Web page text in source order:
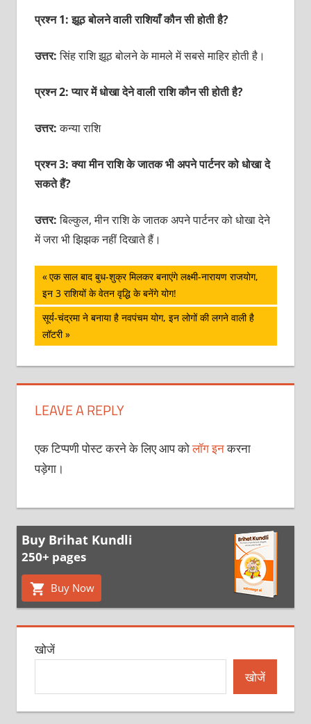
प्रश्न 1: झूठ बोलने वाली राशियाँ कौन सी होती है?
उत्तर:सिंह राशि झूठ बोलने के मामले में सबसे माहिर होती है।
प्रश्न 2: प्यार में धोखा देने वाली राशि कौन सी होती है?
उत्तर:कन्या राशि
प्रश्न 3: क्या मीन राशि के जातक भी अपने पार्टनर को धोखा दे
सकते हैं?
उत्तर:बिल्कुल, मीन राशि के जातक अपने पार्टनर को धोखा देने
में जरा भी झिझक नहीं दिखाते हैं।
पोस्ट
नेविगेशन
Previous
Post:
एक साल बाद बुध-शुक्र मिलकर बनाएंगे लक्ष्मी-नारायण राजयोग,
इन 3 राशियों के वेतन वृद्धि के बनेंगे योग!
Next
Post:
सूर्य-चंद्रमा ने बनाया है नवपंचम योग, इन लोगों की लगने वाली है
लॉटरी
LEAVE A REPLY
एक टिप्पणी पोस्ट करने के लिए आप कोलॉग इनकरना
पड़ेगा।
Buy Brihat Kundli
250+ pages
Buy Now
खोजें
खोजें